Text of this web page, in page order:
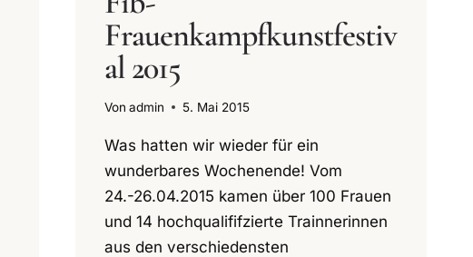
Frauenkampfkunstfestiv
al 2015
Von admin 5. Mai 2015
Was hatten wir wieder für ein
wunderbares Wochenende! Vom
24.-26.04.2015 kamen über 100 Frauen
und 14 hochqualififzierte Trainnerinnen
aus den verschiedensten